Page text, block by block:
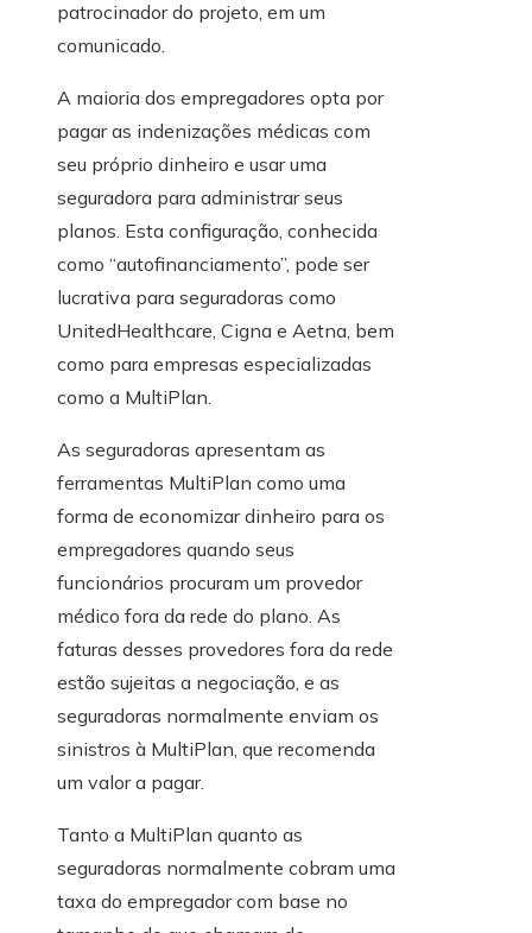
patrocinador do projeto, em um
comunicado.
A maioria dos empregadores opta por
pagar as indenizações médicas com
seu próprio dinheiro e usar uma
seguradora para administrar seus
planos. Esta configuração, conhecida
como “autofinanciamento”, pode ser
lucrativa para seguradoras como
UnitedHealthcare, Cigna e Aetna, bem
como para empresas especializadas
como a MultiPlan.
As seguradoras apresentam as
ferramentas MultiPlan como uma
forma de economizar dinheiro para os
empregadores quando seus
funcionários procuram um provedor
médico fora da rede do plano. As
faturas desses provedores fora da rede
estão sujeitas a negociação, e as
seguradoras normalmente enviam os
sinistros à MultiPlan, que recomenda
um valor a pagar.
Tanto a MultiPlan quanto as
seguradoras normalmente cobram uma
taxa do empregador com base no